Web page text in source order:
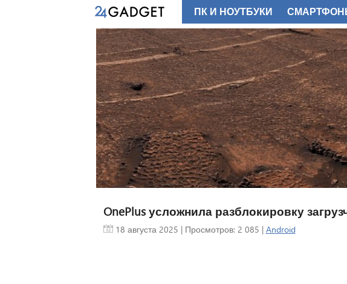
OnePlus усложнила разблокировку
18 августа 2025 | Просмотров: 2 085 | Android
ПК И НОУТБУКИ